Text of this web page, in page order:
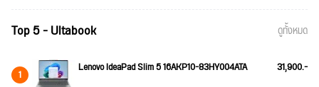
Top 5 - Ultabook ดูทั้งหมด
1 Lenovo IdeaPad Slim 5 16AKP10-83HY004ATA 31,900.-